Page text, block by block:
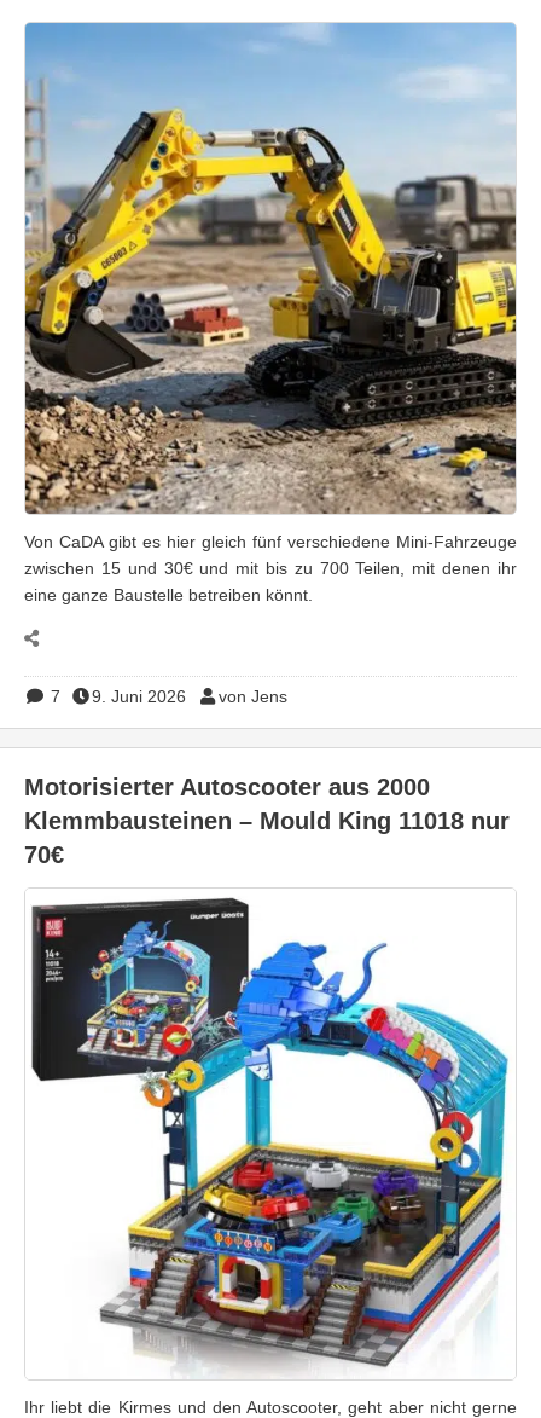
Von CaDA gibt es hier gleich fünf verschiedene Mini-Fahrzeuge
zwischen 15 und 30€ und mit bis zu 700 Teilen, mit denen ihr
eine ganze Baustelle betreiben könnt.
7 9. Juni 2026 von Jens
Motorisierter Autoscooter aus 2000
Klemmbausteinen – Mould King 11018 nur
70€
Ihr liebt die Kirmes und den Autoscooter, geht aber nicht gerne